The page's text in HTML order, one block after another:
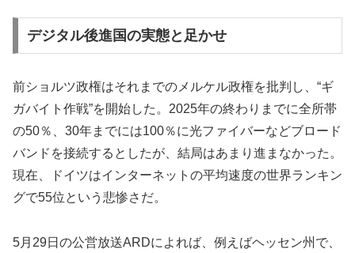
デジタル後進国の実態と足かせ
前ショルツ政権はそれまでのメルケル政権を批判し、“ギ
ガバイト作戦”を開始した。2025年の終わりまでに全所帯
の50％、30年までには100％に光ファイバーなどブロード
バンドを接続するとしたが、結局はあまり進まなかった。
現在、ドイツはインターネットの平均速度の世界ランキン
グで55位という悲惨さだ。
5月29日の公営放送ARDによれば、例えばヘッセン州で、